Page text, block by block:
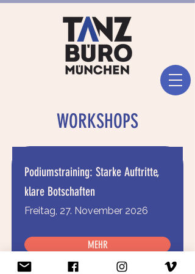
WORKSHOPS
Podiumstraining: Starke Auftritte,
klare Botschaften
Freitag, 27. November 2026
MEHR